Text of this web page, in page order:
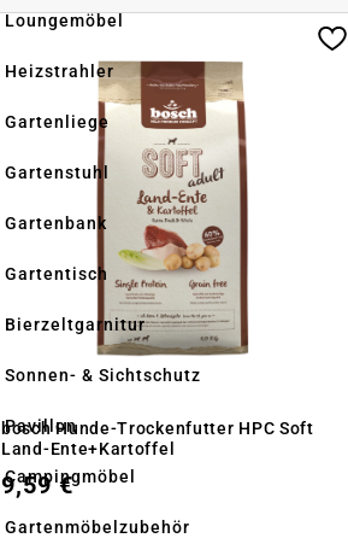
Loungemöbel
Heizstrahler
Gartenliege
Gartenstuhl
Gartenbank
Gartentisch
Bierzeltgarnitur
Sonnen- & Sichtschutz
Pavillon
Campingmöbel
Gartenmöbelzubehör
bosch Hunde-Trockenfutter HPC Soft
Land-Ente+Kartoffel
9,59 €